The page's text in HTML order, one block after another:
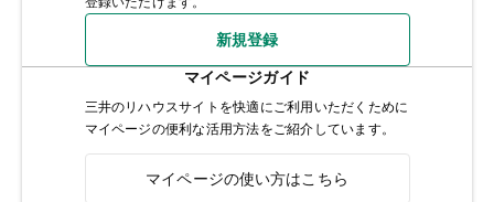
新規登録
マイページガイド
三井のリハウスサイトを快適にご利用いただくために
マイページの便利な活用方法をご紹介しています。
マイページの使い方はこちら